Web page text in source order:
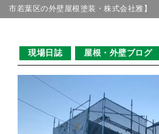
市若葉区の外壁屋根塗装・株式会社雅】
現場日誌 屋根・外壁ブログ